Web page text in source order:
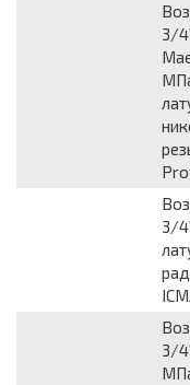
3/
3/
3/